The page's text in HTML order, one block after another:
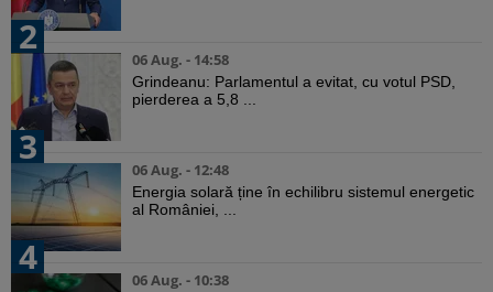
2
06 Aug. - 14:58
Grindeanu: Parlamentul a evitat, cu votul PSD,
pierderea a 5,8 ...
3
06 Aug. - 12:48
Energia solară ține în echilibru sistemul energetic
al României, ...
4
06 Aug. - 10:38